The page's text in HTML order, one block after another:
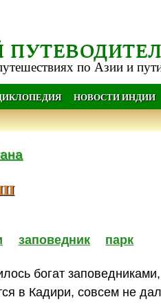
по Азии и
НОВОСТИ ИНДИИ
заповедник парк
богат
в Кадири, совсем не